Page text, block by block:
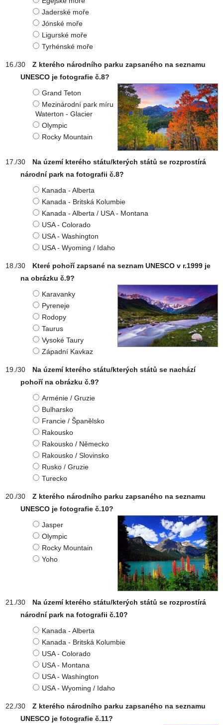
Jaderské moře
Jónské moře
Ligurské moře
Tyrhénské moře
Z kterého národního parku zapsaného na seznamu
UNESCO je fotografie č.8?
Grand Teton
Mezinárodní park míru
Waterton - Glacier
Olympic
Rocky Mountain
Na území kterého státu/kterých států se rozprostírá
národní park na fotografii č.8?
Kanada - Alberta
Kanada - Britská Kolumbie
Kanada - Alberta / USA - Montana
USA - Colorado
USA - Washington
USA - Wyoming / Idaho
Které pohoří zapsané na seznam UNESCO v r.1999 je
na obrázku č.9?
Karavanky
Pyreneje
Rodopy
Taurus
Vysoké Taury
Západní Kavkaz
Na území kterého státu/kterých států se nachází
pohoří na obrázku č.9?
Arménie / Gruzie
Bulharsko
Francie / Španělsko
Rakousko
Rakousko / Německo
Rakousko / Slovinsko
Rusko / Gruzie
Turecko
Z kterého národního parku zapsaného na seznamu
UNESCO je fotografie č.10?
Jasper
Olympic
Rocky Mountain
Yoho
Na území kterého státu/kterých států se rozprostírá
národní park na fotografii č.10?
Kanada - Alberta
Kanada - Britská Kolumbie
USA - Colorado
USA - Montana
USA - Washington
USA - Wyoming / Idaho
Z kterého národního parku zapsaného na seznamu
UNESCO je fotografie č.11?